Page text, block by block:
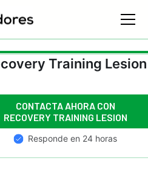
Training Lesion
CONTACTA AHORA CON
RECOVERY TRAINING LESION
Responde en 24 horas